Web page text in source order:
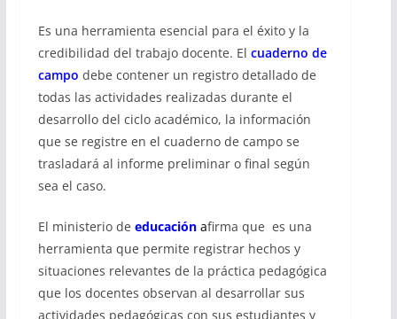
Es una herramienta esencial para el éxito y la
credibilidad del trabajo docente. El cuaderno de
campo debe contener un registro detallado de
todas las actividades realizadas durante el
desarrollo del ciclo académico, la información
que se registre en el cuaderno de campo se
trasladará al informe preliminar o final según
sea el caso.
El ministerio de educación afirma que es una
herramienta que permite registrar hechos y
situaciones relevantes de la práctica pedagógica
que los docentes observan al desarrollar sus
actividades pedagógicas con sus estudiantes y